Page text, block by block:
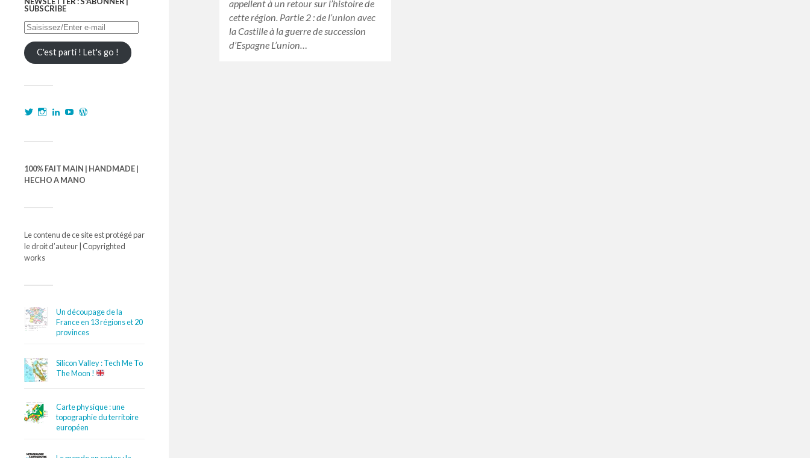
SUBSCRIBE
C'est parti ! Let's go !
100% FAIT MAIN | HANDMADE |
HECHO A MANO
Le contenu de ce site est protégé par
le droit d’auteur | Copyrighted
works
Un découpage de la
France en 13 régions et 20
provinces
Silicon Valley : Tech Me To
The Moon !
Carte physique : une
topographie du territoire
européen
appellent à un retour sur l’histoire de
cette région. Partie 2 : de l’union avec
la Castille à la guerre de succession
d’Espagne L’union…